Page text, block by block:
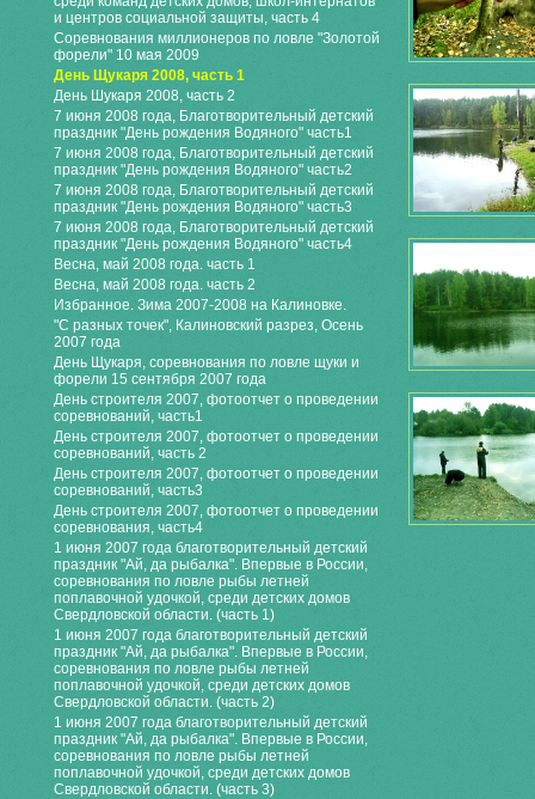
и центров социальной защиты, часть 4
Соревнования миллионеров по ловле "Золотой
форели" 10 мая 2009
День Щукаря 2008, часть 1
День Шукаря 2008, часть 2
7 июня 2008 года, Благотворительный детский
праздник "День рождения Водяного" часть1
7 июня 2008 года, Благотворительный детский
праздник "День рождения Водяного" часть2
7 июня 2008 года, Благотворительный детский
праздник "День рождения Водяного" часть3
7 июня 2008 года, Благотворительный детский
праздник "День рождения Водяного" часть4
Весна, май 2008 года. часть 1
Весна, май 2008 года. часть 2
Избранное. Зима 2007-2008 на Калиновке.
"С разных точек", Калиновский разрез, Осень
2007 года
День Щукаря, соревнования по ловле щуки и
форели 15 сентября 2007 года
День строителя 2007, фотоотчет о проведении
соревнований, часть1
День строителя 2007, фотоотчет о проведении
соревнований, часть 2
День строителя 2007, фотоотчет о проведении
соревнований, часть3
День строителя 2007, фотоотчет о проведении
соревнования, часть4
1 июня 2007 года благотворительный детский
праздник "Ай, да рыбалка". Впервые в России,
соревнования по ловле рыбы летней
поплавочной удочкой, среди детских домов
Свердловской области. (часть 1)
1 июня 2007 года благотворительный детский
праздник "Ай, да рыбалка". Впервые в России,
соревнования по ловле рыбы летней
поплавочной удочкой, среди детских домов
Свердловской области. (часть 2)
1 июня 2007 года благотворительный детский
праздник "Ай, да рыбалка". Впервые в России,
соревнования по ловле рыбы летней
поплавочной удочкой, среди детских домов
Свердловской области. (часть 3)